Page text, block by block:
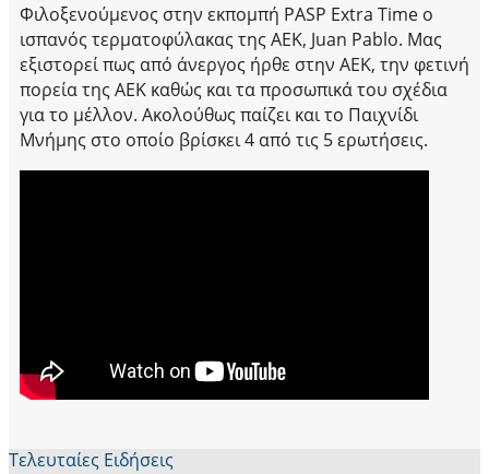
Φιλοξενούμενος στην εκπομπή PASP Extra Time ο
ισπανός τερματοφύλακας της ΑΕΚ, Juan Pablo. Μας
εξιστορεί πως από άνεργος ήρθε στην ΑΕΚ, την φετινή
πορεία της ΑΕΚ καθώς και τα προσωπικά του σχέδια
για το μέλλον. Ακολούθως παίζει και το Παιχνίδι
Μνήμης στο οποίο βρίσκει 4 από τις 5 ερωτήσεις.
Τελευταίες Ειδήσεις